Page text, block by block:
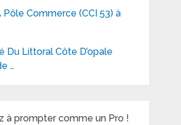
Pôle Commerce (CCI 53) à
Du Littoral Côte D’opale
…
à prompter comme un Pro !